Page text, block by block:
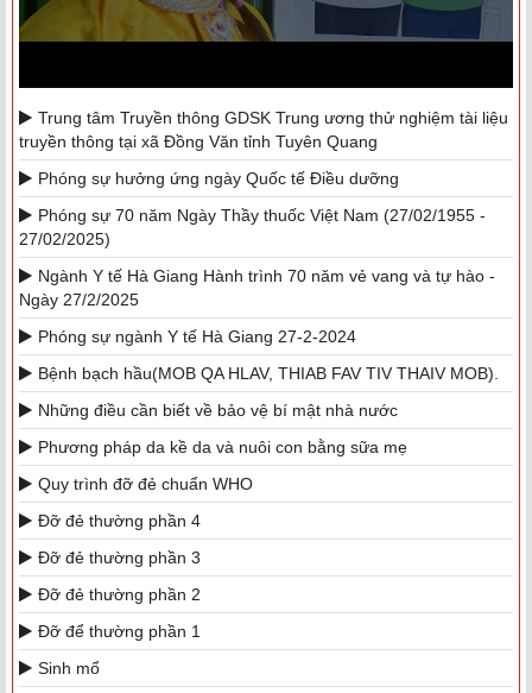
Trung tâm Truyền thông GDSK Trung ương thử nghiệm tài liệu
truyền thông tại xã Đồng Văn tỉnh Tuyên Quang
Phóng sự hưởng ứng ngày Quốc tế Điều dưỡng
Phóng sự 70 năm Ngày Thầy thuốc Việt Nam (27/02/1955 -
27/02/2025)
Ngành Y tế Hà Giang Hành trình 70 năm vẻ vang và tự hào -
Ngày 27/2/2025
Phóng sự ngành Y tế Hà Giang 27-2-2024
Bệnh bạch hầu(MOB QA HLAV, THIAB FAV TIV THAIV MOB).
Những điều cần biết về bảo vệ bí mật nhà nước
Phương pháp da kề da và nuôi con bằng sữa mẹ
Quy trình đỡ đẻ chuẩn WHO
Đỡ đẻ thường phần 4
Đỡ đẻ thường phần 3
Đỡ đẻ thường phần 2
Đỡ để thường phần 1
Sinh mổ